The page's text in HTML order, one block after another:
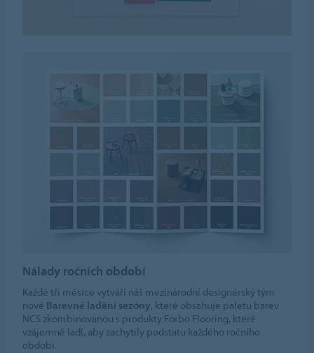
Nálady ročních období
Každé tři měsíce vytváří náš mezinárodní designérský tým
nové Barevné ladění sezóny, které obsahuje paletu barev
NCS zkombinovanou s produkty Forbo Flooring, které
vzájemně ladí, aby zachytily podstatu každého ročního
období.